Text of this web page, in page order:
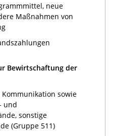
neue
Maßnahmen von
Bewirtschaftung der
sowie
und
sonstige
(Gruppe 511)